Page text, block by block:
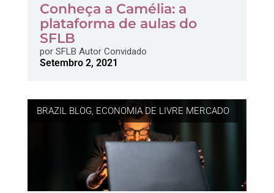
Conheça a Camélia: a
plataforma de aulas do
SFLB
porSFLB Autor Convidado
Setembro 2, 2021
BRAZIL BLOG, ECONOMIA DE LIVRE MERCADO